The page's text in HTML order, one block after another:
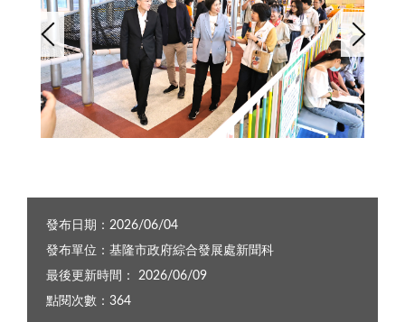
發布日期：2026/06/04
發布單位：基隆市政府綜合發展處新聞科
最後更新時間： 2026/06/09
點閱次數：364